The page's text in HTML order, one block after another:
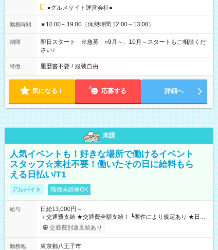
●グルメサイト運営会社●
勤務時間 ★10:00～19:00（休憩時間 12:00～13:00）
期間
即日スタート ※急募 ○9月～、10月～スタートもご相談くだ
さい♪
特徴 履歴書不要 / 服装自由
気になる！ 応募する 詳細へ
未読
人気イベントも！好きな場所で働けるイベント
スタッフ☆来社不要！働いたその日に給料もら
える日払い/T1
アルバイト 職種未経験OK
給与
日給13,000円～
＋交通費支給 ★交通費全額支給！ ┗案件により規定あり ★日払
いOK！（規定あり） ┗働いたその日に現金GET♪ お仕事後はコ
ンビニATMから 日払い分を引き落とせます！ 【試用期間】試
交通費別途支給あり
勤務地
東京都八王子市